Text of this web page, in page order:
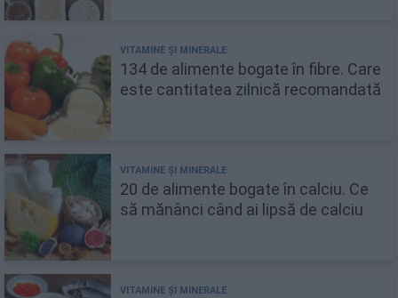
134 de alimente bogate în fibre. Care
este cantitatea zilnică recomandată
20 de alimente bogate în calciu. Ce
să mănânci când ai lipsă de calciu